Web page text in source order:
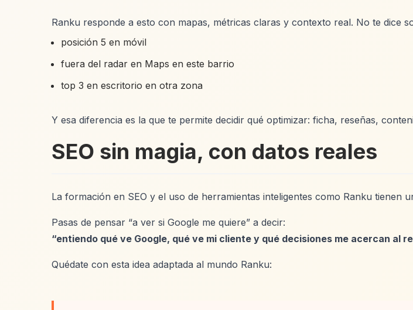
Ranku responde a esto con mapas, métricas claras y contexto real. No te dice
posición 5 en móvil
fuera del radar en Maps en este barrio
top 3 en escritorio en otra zona
Y esa diferencia es la que te permite decidir qué optimizar: ficha, reseñas,
SEO sin magia, con datos reales
La formación en SEO y el uso de herramientas inteligentes como Ranku tienen
Pasas de pensar “a ver si Google me quiere” a decir:
“entiendo qué ve Google, qué ve mi cliente y qué decisiones me acercan al
Quédate con esta idea adaptada al mundo Ranku: